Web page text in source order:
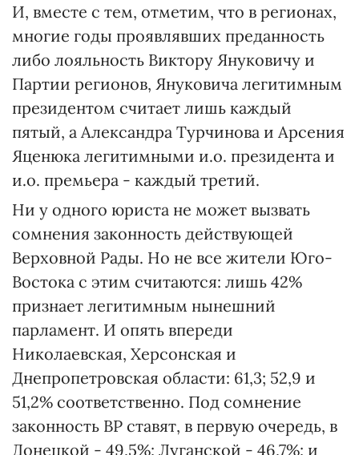
И, вместе с тем, отметим, что в регионах,
многие годы проявлявших преданность
либо лояльность Виктору Януковичу и
Партии регионов, Януковича легитимным
президентом считает лишь каждый
пятый, а Александра Турчинова и Арсения
Яценюка легитимными и.о. президента и
и.о. премьера - каждый третий.
Ни у одного юриста не может вызвать
сомнения законность действующей
Верховной Рады. Но не все жители Юго-
Востока с этим считаются: лишь 42%
признает легитимным нынешний
парламент. И опять впереди
Николаевская, Херсонская и
Днепропетровская области: 61,3; 52,9 и
51,2% соответственно. Под сомнение
законность ВР ставят, в первую очередь, в
Донецкой - 49,5%; Луганской - 46,7%; и